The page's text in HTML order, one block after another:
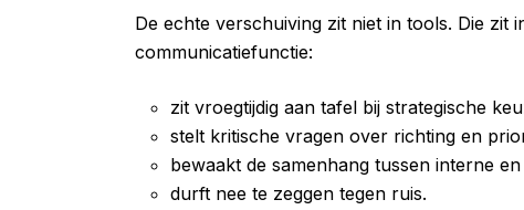
De echte verschuiving zit niet in tools. Die zit
communicatiefunctie:
zit vroegtijdig aan tafel bij strategische
stelt kritische vragen over richting en
bewaakt de samenhang tussen interne
durft nee te zeggen tegen ruis.